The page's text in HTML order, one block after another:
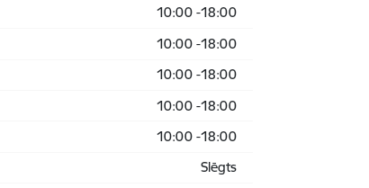
10:00 -18:00
10:00 -18:00
10:00 -18:00
10:00 -18:00
10:00 -18:00
Slēgts